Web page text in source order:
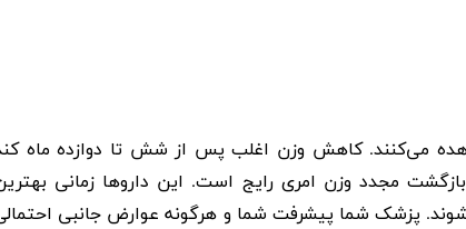
می‌کنند. کاهش وزن اغلب پس از شش تا دوازده ماه
مجدد وزن امری رایج است. این داروها زمانی
پزشک شما پیشرفت شما و هرگونه عوارض جانبی